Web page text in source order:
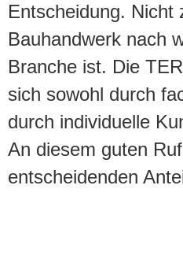
Entscheidung.
Bauhandwerk nach
Branche ist. Die
sich sowohl durch
durch individuelle
An diesem guten
entscheidenden